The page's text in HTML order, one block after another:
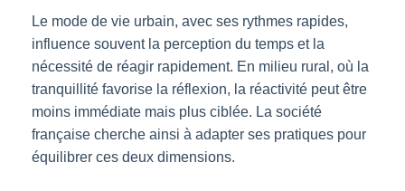
Le mode de vie urbain, avec ses rythmes rapides,
influence souvent la perception du temps et la
nécessité de réagir rapidement. En milieu rural, où la
tranquillité favorise la réflexion, la réactivité peut être
moins immédiate mais plus ciblée. La société
française cherche ainsi à adapter ses pratiques pour
équilibrer ces deux dimensions.